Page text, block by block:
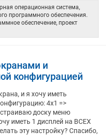
операционная система,
программного обеспечения.
обеспечение, проект
и
конфигурацией
и я хочу иметь
4x1 =>
доску меню
иметь 1 дисплей на ВСЕХ
эту настройку? Спасибо,